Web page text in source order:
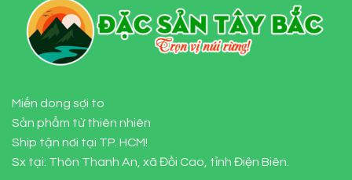
Miến dong sợi to
Sản phẩm từ thiên nhiên
Ship tận nơi tại TP. HCM!
Sx tại: Thôn Thanh An, xã Đồi Cao, tỉnh Điện Biên.